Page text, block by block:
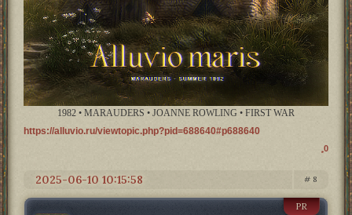
1982 • MARAUDERS • JOANNE ROWLING • FIRST WAR
https://alluvio.ru/viewtopic.php?pid=688640#p688640
0
8
2025-06-10 10:15:58
PR